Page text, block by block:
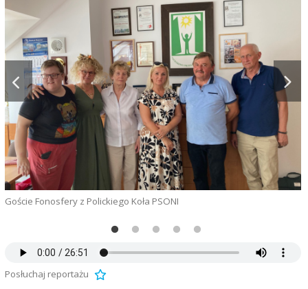
Goście Fonosfery z Polickiego Koła PSONI
Posłuchaj reportażu